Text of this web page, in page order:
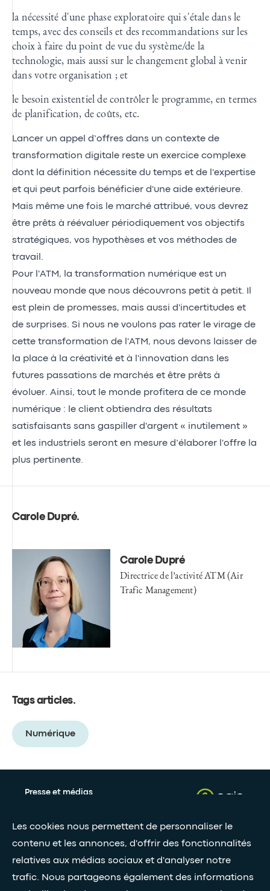
Les cookies nous permettent de personnaliser le
contenu et les annonces, d'offrir des fonctionnalités
relatives aux médias sociaux et d'analyser notre
trafic. Nous partageons également des informations
la nécessité d'une phase exploratoire qui s'étale dans le
temps, avec des conseils et des recommandations sur les
choix à faire du point de vue du système/de la
technologie, mais aussi sur le changement global à venir
dans votre organisation ; et
le besoin existentiel de contrôler le programme, en termes
de planification, de coûts, etc.
Lancer un appel d’offres dans un contexte de
transformation digitale reste un exercice complexe
dont la définition nécessite du temps et de l'expertise
et qui peut parfois bénéficier d'une aide extérieure.
Mais même une fois le marché attribué, vous devrez
être prêts à réévaluer périodiquement vos objectifs
stratégiques, vos hypothèses et vos méthodes de
travail.
Pour l'ATM, la transformation numérique est un
nouveau monde que nous découvrons petit à petit. Il
est plein de promesses, mais aussi d'incertitudes et
de surprises. Si nous ne voulons pas rater le virage de
cette transformation de l'ATM, nous devons laisser de
la place à la créativité et à l'innovation dans les
futures passations de marchés et être prêts à
évoluer. Ainsi, tout le monde profitera de ce monde
numérique : le client obtiendra des résultats
satisfaisants sans gaspiller d'argent « inutilement »
et les industriels seront en mesure d’élaborer l'offre la
plus pertinente.
Carole Dupré.
Carole Dupré
Directrice de l’activité ATM (Air
Trafic Management)
Tags articles.
Numérique
Presse et médias
Restez connectés grâce à notre newsletter